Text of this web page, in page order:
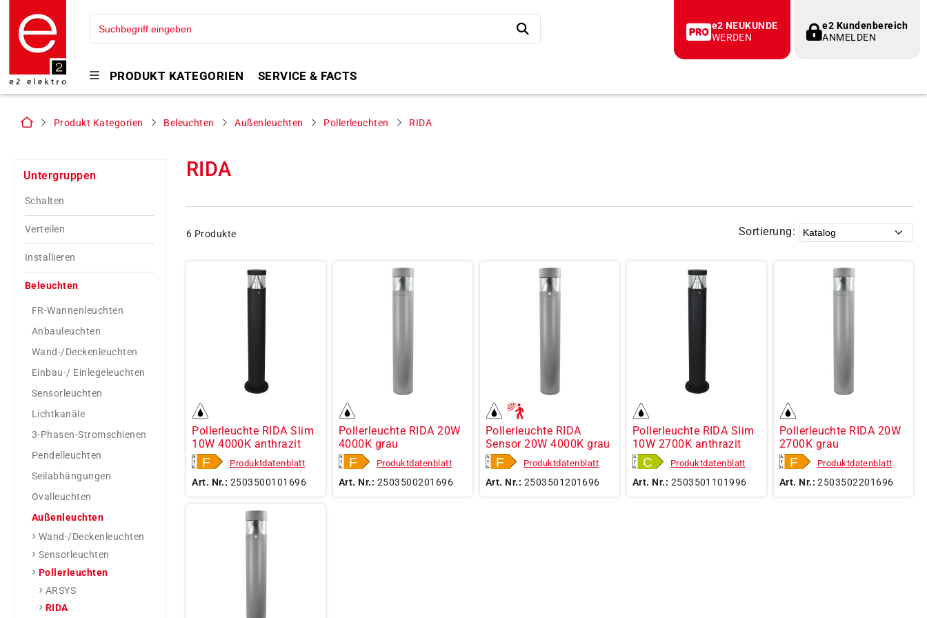
e2 Kundenbereich
ANMELDEN
e2 NEUKUNDE
WERDEN
PRODUKT KATEGORIEN SERVICE & FACTS
Produkt Kategorien Beleuchten Außenleuchten Pollerleuchten RIDA
Untergruppen
Schalten
Verteilen
Installieren
Beleuchten
FR-Wannenleuchten
Anbauleuchten
Wand-/Deckenleuchten
Einbau-/ Einlegeleuchten
Sensorleuchten
Lichtkanäle
3-Phasen-Stromschienen
Pendelleuchten
Seilabhängungen
Ovalleuchten
Außenleuchten
Wand-/Deckenleuchten
Sensorleuchten
Pollerleuchten
ARSYS
RIDA
RIDA
6 Produkte Sortierung:
Pollerleuchte RIDA Slim
10W 4000K anthrazit
Produktdatenblatt
Art. Nr.: 2503500101696
Pollerleuchte RIDA 20W
4000K grau
Produktdatenblatt
Art. Nr.: 2503500201696
Pollerleuchte RIDA
Sensor 20W 4000K grau
Produktdatenblatt
Art. Nr.: 2503501201696
Pollerleuchte RIDA Slim
10W 2700K anthrazit
Produktdatenblatt
Art. Nr.: 2503501101996
Pollerleuchte RIDA 20W
2700K grau
Produktdatenblatt
Art. Nr.: 2503502201696